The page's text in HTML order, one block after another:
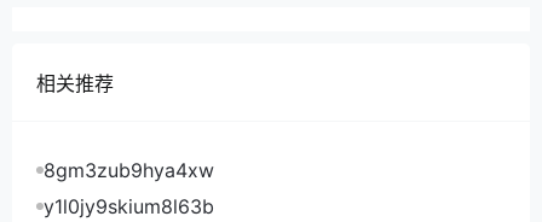
ta.zone.kamatera.com 以色列Petah Tikva il-
相关推荐
8gm3zub9hya4xw
y1l0jy9skium8l63b